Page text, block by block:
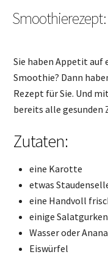
Sie haben Appetit auf
Smoothie? Dann
Rezept für Sie. Und
bereits alle gesunden
Zutaten:
eine Karotte
etwas
eine Handvoll
einige
Wasser oder
Eiswürfel